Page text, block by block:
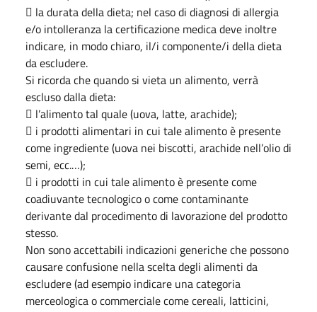
 la durata della dieta; nel caso di diagnosi di allergia
e/o intolleranza la certificazione medica deve inoltre
indicare, in modo chiaro, il/i componente/i della dieta
da escludere.
Si ricorda che quando si vieta un alimento, verrà
escluso dalla dieta:
 l’alimento tal quale (uova, latte, arachide);
 i prodotti alimentari in cui tale alimento è presente
come ingrediente (uova nei biscotti, arachide nell’olio di
semi, ecc.…);
 i prodotti in cui tale alimento è presente come
coadiuvante tecnologico o come contaminante
derivante dal procedimento di lavorazione del prodotto
stesso.
Non sono accettabili indicazioni generiche che possono
causare confusione nella scelta degli alimenti da
escludere (ad esempio indicare una categoria
merceologica o commerciale come cereali, latticini,